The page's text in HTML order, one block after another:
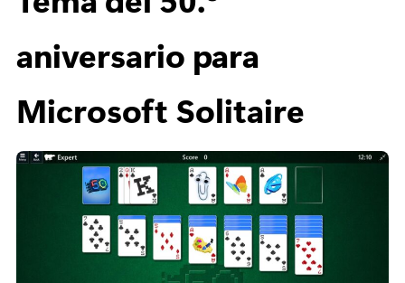
aniversario para
Microsoft Solitaire